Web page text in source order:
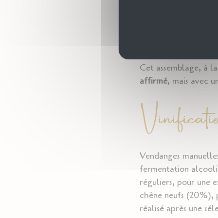
arrondissent les
,
Cet assemblage, à
affirmé, mais avec
Vendanges
fermentation
réguliers, pour une
chêne neufs (20%),
réalisé après une